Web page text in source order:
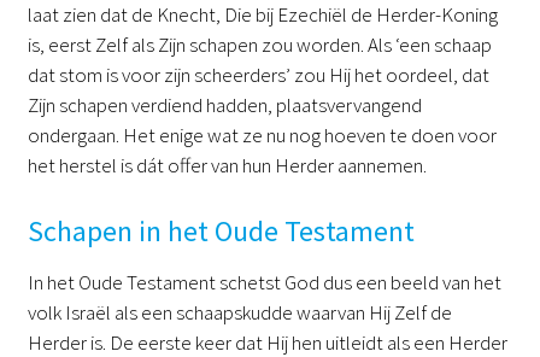
laat zien dat de Knecht, Die bij Ezechiël de Herder-Koning
is, eerst Zelf als Zijn schapen zou worden. Als ‘een schaap
dat stom is voor zijn scheerders’ zou Hij het oordeel, dat
Zijn schapen verdiend hadden, plaatsvervangend
ondergaan. Het enige wat ze nu nog hoeven te doen voor
het herstel is dát offer van hun Herder aannemen.
Schapen in het Oude Testament
In het Oude Testament schetst God dus een beeld van het
volk Israël als een schaapskudde waarvan Hij Zelf de
Herder is. De eerste keer dat Hij hen uitleidt als een Herder